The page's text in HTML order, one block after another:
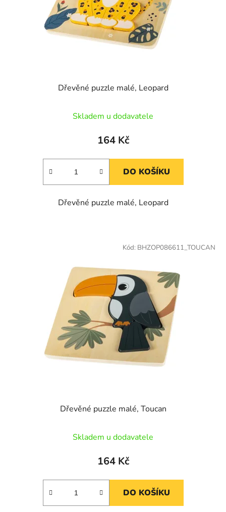
Dřevěné puzzle malé, Leopard
Skladem u dodavatele
164 Kč
DO KOŠÍKU
Dřevěné puzzle malé, Leopard
Dřevěné puzzle malé, Toucan
Skladem u dodavatele
164 Kč
DO KOŠÍKU
Kód: BHZOP086611_TOUCAN